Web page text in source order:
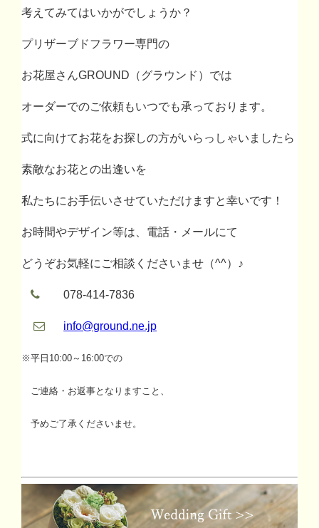
考えてみてはいかがでしょうか？
プリザーブドフラワー専門の
お花屋さんGROUND（グラウンド）では
オーダーでのご依頼もいつでも承っております。
式に向けてお花をお探しの方がいらっしゃいましたら
素敵なお花との出逢いを
私たちにお手伝いさせていただけますと幸いです！
お時間やデザイン等は、電話・メールにて
どうぞお気軽にご相談くださいませ（^^）♪
078-414-7836
info@ground.ne.jp
※平日10:00～16:00での
ご連絡・お返事となりますこと、
予めご了承くださいませ。